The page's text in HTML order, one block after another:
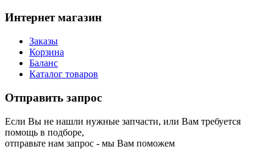
Интернет магазин
Заказы
Корзина
Баланс
Каталог товаров
Отправить запрос
Если Вы не нашли нужные запчасти, или Вам требуется
помощь в подборе,
отправьте нам запрос - мы Вам поможем